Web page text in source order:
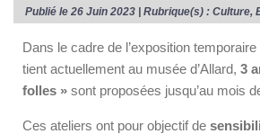
Publié le 26 Juin 2023 | Rubrique(s) : Culture,
Dans le cadre de l’exposition
tient actuellement au musée d’Allard, 3
folles » sont proposées jusqu’au mois
Ces ateliers ont pour objectif de